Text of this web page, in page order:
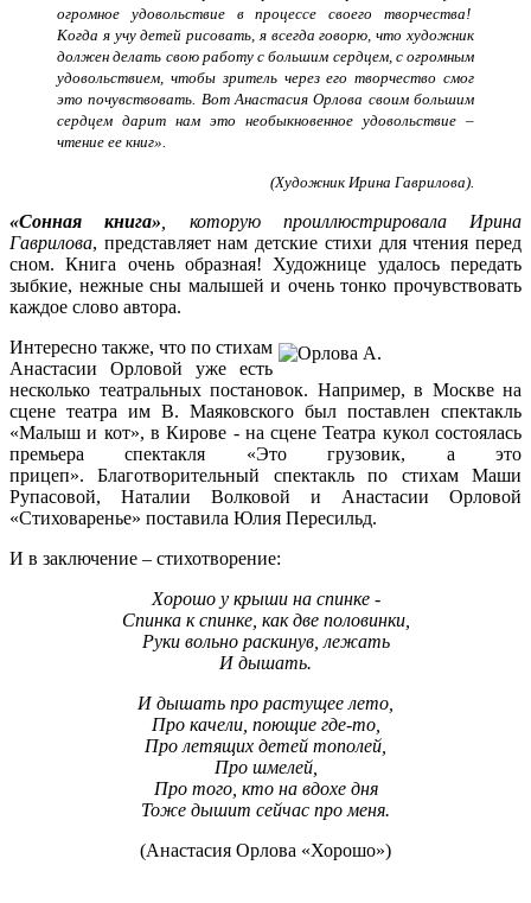
огромное удовольствие в процессе своего творчества!
Когда я учу детей рисовать, я всегда говорю, что художник
должен делать свою работу с большим сердцем, с огромным
удовольствием, чтобы зритель через его творчество смог
это почувствовать. Вот Анастасия Орлова своим большим
сердцем дарит нам это необыкновенное удовольствие –
чтение ее книг».
(Художник Ирина Гаврилова).
«Сонная книга» , которую проиллюстрировала Ирина
Гаврилова, представляет нам детские стихи для чтения перед
сном. Книга очень образная! Художнице удалось передать
зыбкие, нежные сны малышей и очень тонко прочувствовать
каждое слово автора.
Интересно также, что по стихам
Анастасии Орловой уже есть
несколько театральных постановок. Например, в Москве на
сцене театра им В. Маяковского был поставлен спектакль
«Малыш и кот», в Кирове - на сцене Театра кукол состоялась
премьера спектакля «Это грузовик, а это
прицеп». Благотворительный спектакль по стихам Маши
Рупасовой, Наталии Волковой и Анастасии Орловой
«Стиховаренье» поставила Юлия Пересильд.
И в заключение – стихотворение:
Хорошо у крыши на спинке -
Спинка к спинке, как две половинки,
Руки вольно раскинув, лежать
И дышать.
И дышать про растущее лето,
Про качели, поющие где-то,
Про летящих детей тополей,
Про шмелей,
Про того, кто на вдохе дня
Тоже дышит сейчас про меня.
(Анастасия Орлова «Хорошо»)